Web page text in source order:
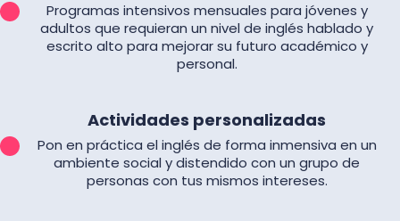
Programas intensivos mensuales para jóvenes y
adultos que requieran un nivel de inglés hablado y
escrito alto para mejorar su futuro académico y
personal.
Actividades personalizadas
Pon en práctica el inglés de forma inmensiva en un
ambiente social y distendido con un grupo de
personas con tus mismos intereses.